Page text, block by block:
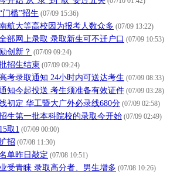
槛”招生 (07/09 15:36)
航大等高校因为报考人数众多 (07/09 13:22)
部网上录取 录取新生可不迁户口 (07/09 10:53)
创新？ (07/09 09:24)
招生结束 (07/09 09:24)
考录取通知 24小时内可送达考生 (07/09 08:33)
知今起投送 考生须准备有效证件 (07/09 03:28)
初定 华工暨大广外必录线680分 (07/09 02:58)
生第一批本科院校的录取今开始 (07/09 02:49)
取1 (07/09 00:00)
招 (07/08 11:30)
单昨日敲定 (07/08 10:51)
受青睐 录取高分者、男生增多 (07/08 10:26)